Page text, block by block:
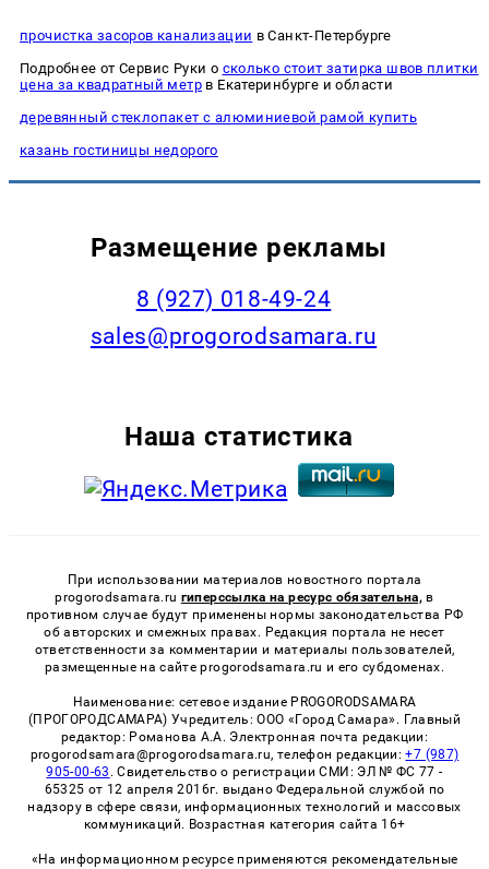
прочистка засоров канализации в Санкт-Петербурге
Подробнее от Сервис Руки о сколько стоит затирка швов плитки
цена за квадратный метрв Екатеринбурге и области
деревянный стеклопакет с алюминиевой рамой купить
казань гостиницы недорого
Размещение рекламы
8 (927) 018-49-24
sales@progorodsamara.ru
Наша статистика
При использовании материалов новостного портала
progorodsamara.ru гиперссылка на ресурс обязательна, в
противном случае будут применены нормы законодательства РФ
об авторских и смежных правах. Редакция портала не несет
ответственности за комментарии и материалы пользователей,
размещенные на сайте progorodsamara.ru и его субдоменах.
Наименование: сетевое издание PROGORODSAMARA
(ПРОГОРОДСАМАРА) Учредитель: ООО «Город Самара». Главный
редактор: Романова А.А. Электронная почта редакции:
progorodsamara@progorodsamara.ru, телефон редакции:+7 (987)
905-00-63 . Свидетельство о регистрации СМИ: ЭЛ № ФС 77 -
65325 от 12 апреля 2016г. выдано Федеральной службой по
надзору в сфере связи, информационных технологий и массовых
коммуникаций. Возрастная категория сайта 16+
«На информационном ресурсе применяются рекомендательные